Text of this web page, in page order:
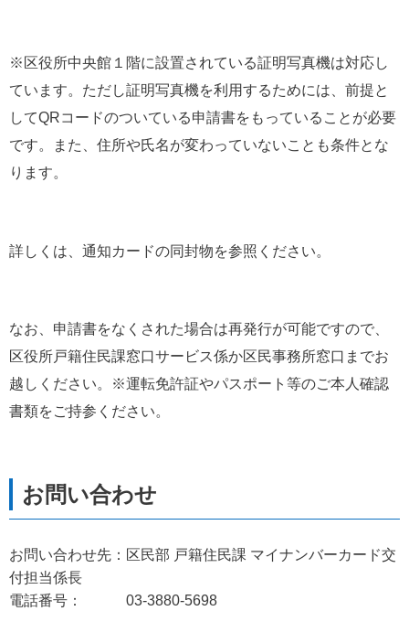
※区役所中央館１階に設置されている証明写真機は対応し
ています。ただし証明写真機を利用するためには、前提と
してQRコードのついている申請書をもっていることが必要
です。また、住所や氏名が変わっていないことも条件とな
ります。
詳しくは、通知カードの同封物を参照ください。
なお、申請書をなくされた場合は再発行が可能ですので、
区役所戸籍住民課窓口サービス係か区民事務所窓口までお
越しください。※運転免許証やパスポート等のご本人確認
書類をご持参ください。
お問い合わせ先：区民部 戸籍住民課 マイナンバーカード交
付担当係長
電話番号： 03-3880-5698